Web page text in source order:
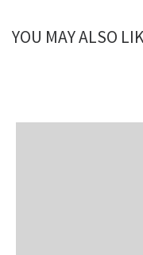
YOU MAY ALSO